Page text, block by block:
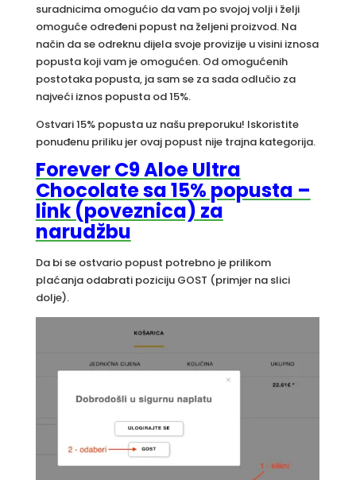
suradnicima omogućio da vam po svojoj volji i želji
omoguće određeni popust na željeni proizvod. Na
način da se odreknu dijela svoje provizije u visini iznosa
popusta koji vam je omogućen. Od omogućenih
postotaka popusta, ja sam se za sada odlučio za
najveći iznos popusta od 15%.
Ostvari 15% popusta uz našu preporuku! Iskoristite
ponuđenu priliku jer ovaj popust nije trajna kategorija.
Forever C9 Aloe Ultra
Chocolate sa 15% popusta –
link (poveznica) za
narudžbu
Da bi se ostvario popust potrebno je prilikom
plaćanja odabrati poziciju GOST (primjer na slici
dolje).